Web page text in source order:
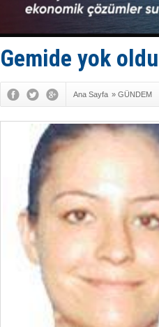
Gemide yok
Ana Sayfa » GÜNDEM